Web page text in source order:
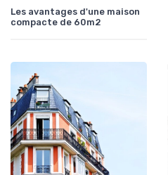
Les avantages d'une maison
compacte de 60m2